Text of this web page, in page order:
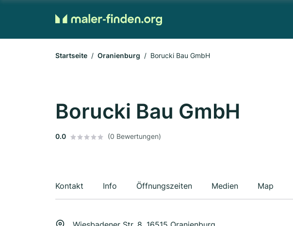
Startseite Oranienburg Borucki Bau GmbH
Borucki Bau GmbH
0.0 (0 Bewertungen)
Kontakt Info Öffnungszeiten Medien Map